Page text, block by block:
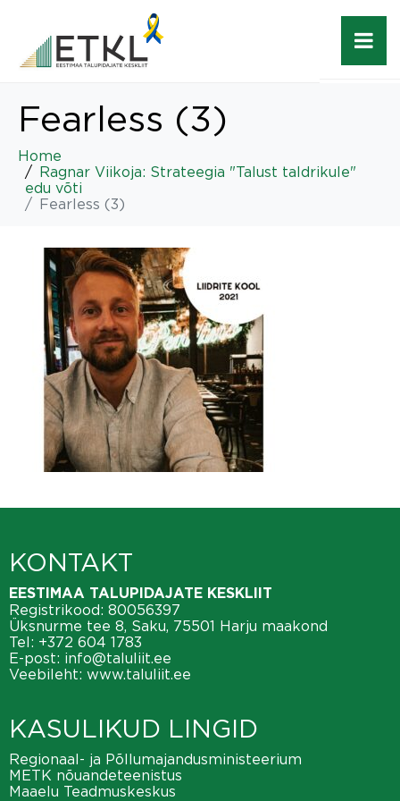
Fearless (3)
Home
Ragnar Viikoja: Strateegia "Talust taldrikule"
edu võti
Fearless (3)
KONTAKT
EESTIMAA TALUPIDAJATE KESKLIIT
Registrikood: 80056397
Üksnurme tee 8, Saku, 75501 Harju maakond
Tel: +372 604 1783
E-post: info@taluliit.ee
Veebileht: www.taluliit.ee
KASULIKUD LINGID
Regionaal- ja Põllumajandusministeerium
METK nõuandeteenistus
Maaelu Teadmuskeskus